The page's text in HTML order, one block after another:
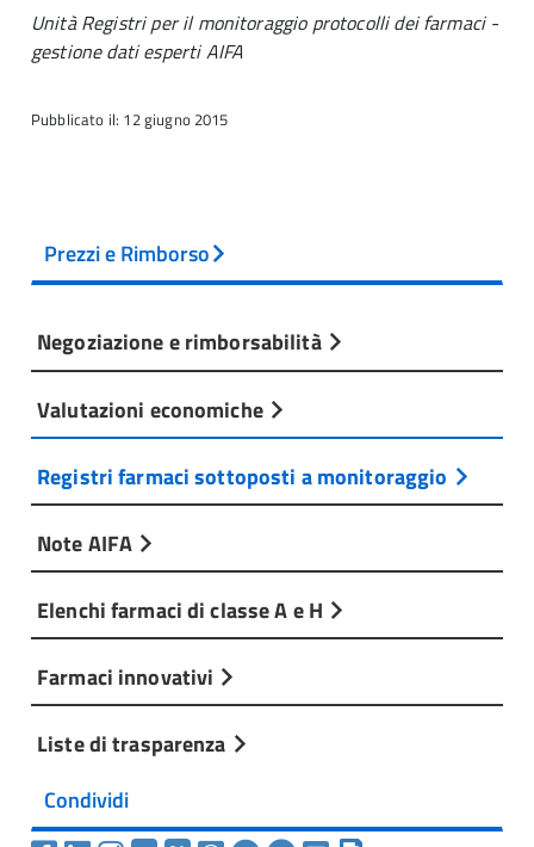
Unità Registri per il monitoraggio protocolli dei farmaci -
gestione dati esperti AIFA
Pubblicato il: 12 giugno 2015
Prezzi e Rimborso
Negoziazione e rimborsabilità
Valutazioni economiche
Registri farmaci sottoposti a monitoraggio
Note AIFA
Elenchi farmaci di classe A e H
Farmaci innovativi
Liste di trasparenza
Condividi